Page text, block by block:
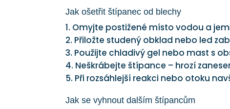
Jak ošetřit štípanec od blechy
Omyjte postižené místo vodou a
Přiložte studený obklad nebo led
Použijte chladivý gel nebo mast s
Neškrábejte štípance – hrozí
Při rozsáhlejší reakci nebo otoku
Jak se vyhnout dalším štípancům